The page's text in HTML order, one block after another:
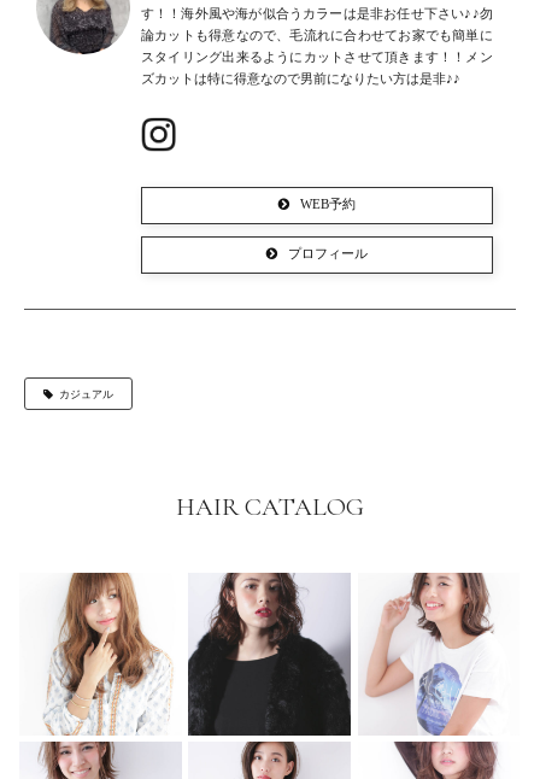
す！！海外風や海が似合うカラーは是非お任せ下さい♪♪勿
論カットも得意なので、毛流れに合わせてお家でも簡単に
スタイリング出来るようにカットさせて頂きます！！メン
ズカットは特に得意なので男前になりたい方は是非♪♪
WEB予約
プロフィール
カジュアル
HAIR CATALOG